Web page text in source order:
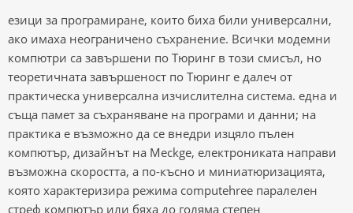
езици за програмиране, които биха били универсални,
ако имаха неограничено съхранение. Всички модемни
компютри са завършени по Тюринг в този смисъл, но
теоретичната завършеност по Тюринг е далеч от
практическа универсална изчислителна система. една и
съща памет за съхраняване на програми и данни; на
практика е възможно да се внедри изцяло пълен
компютър, дизайнът на Meckge, електрониката направи
възможна скоростта, а по-късно и миниатюризацията,
която характеризира режима computehree паралелен
стреф компютър или бяха до голяма степен